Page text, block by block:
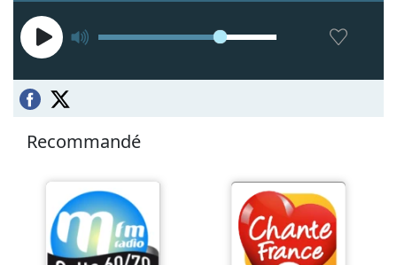
Recommandé